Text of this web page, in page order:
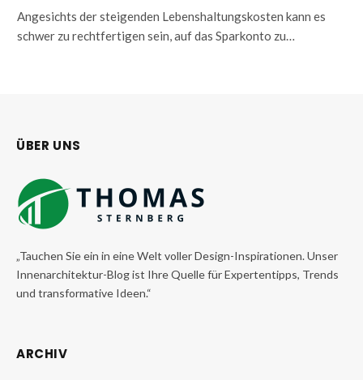
Angesichts der steigenden Lebenshaltungskosten kann es
schwer zu rechtfertigen sein, auf das Sparkonto zu…
ÜBER UNS
„Tauchen Sie ein in eine Welt voller Design-Inspirationen. Unser
Innenarchitektur-Blog ist Ihre Quelle für Expertentipps, Trends
und transformative Ideen.“
ARCHIV